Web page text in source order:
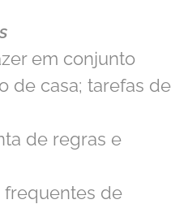
em conjunto
de casa; tarefas de
de regras e
frequentes de